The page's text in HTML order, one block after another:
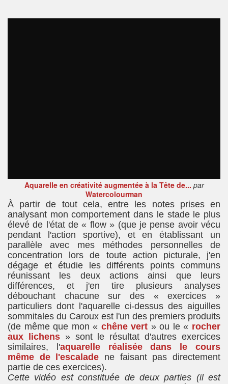
Aquarelle en créativité augmentée à la Tête de... par
Watercolourman
À partir de tout cela, entre les notes prises en
analysant mon comportement dans le stade le plus
élevé de l'état de « flow » (que je pense avoir vécu
pendant l'action sportive), et en établissant un
parallèle avec mes méthodes personnelles de
concentration lors de toute action picturale, j'en
dégage et étudie les différents points communs
réunissant les deux actions ainsi que leurs
différences, et j'en tire plusieurs analyses
débouchant chacune sur des « exercices »
particuliers dont l'aquarelle ci-dessus des aiguilles
sommitales du Caroux est l'un des premiers produits
(de même que mon « chêne vert » ou le « rocher
aux lichens» sont le résultat d'autres exercices
similaires, l'aquarelle réalisée dans le cours
même de l'escalade ne faisant pas directement
partie de ces exercices).
Cette vidéo est constituée de deux parties (il est